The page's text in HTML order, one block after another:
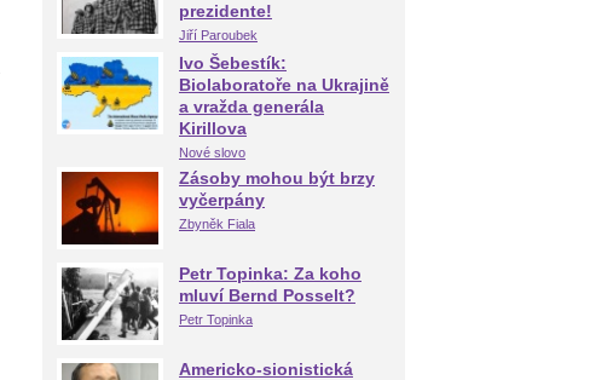
prezidente!
Jiří Paroubek
Ivo Šebestík:
Biolaboratoře na Ukrajině
a vražda generála
Kirillova
Nové slovo
Zásoby mohou být brzy
vyčerpány
Zbyněk Fiala
Petr Topinka: Za koho
mluví Bernd Posselt?
Petr Topinka
Americko-sionistická